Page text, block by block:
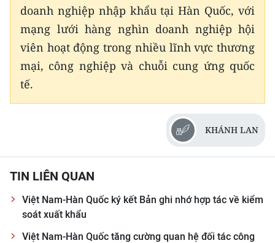
VỀ BÁO NHÂN DÂN
THỜI NAY
NHÂN DÂN CUỐI TUẦN
NHÂN DÂN HẰNG THÁNG
ENGLISH
中文
doanh nghiệp nhập khẩu tại Hàn Quốc, với
mạng lưới hàng nghìn doanh nghiệp hội
viên hoạt động trong nhiều lĩnh vực thương
mại, công nghiệp và chuỗi cung ứng quốc
tế.
KHÁNH LAN
TIN LIÊN QUAN
Việt Nam-Hàn Quốc ký kết Bản ghi nhớ hợp tác về kiểm
soát xuất khẩu
Việt Nam-Hàn Quốc tăng cường quan hệ đối tác công